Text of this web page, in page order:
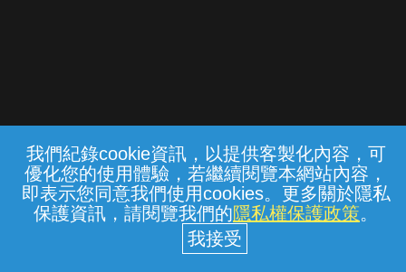
我們紀錄cookie資訊，以提供客製化內容，可
優化您的使用體驗，若繼續閱覽本網站內容，
即表示您同意我們使用cookies。更多關於隱私
保護資訊，請閱覽我們的隱私權保護政策。
常見問題 線上客服 服務條款 隱私權保護
中華電信股份有限公司個人家庭分公司
(統一編號：96979949) © 2026
{{notifyMsg}}